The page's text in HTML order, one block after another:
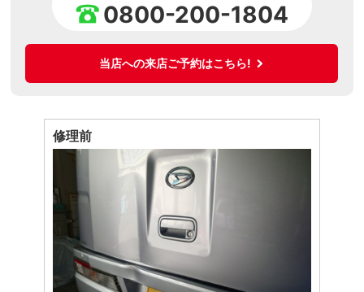
0800-200-1804
当店への来店ご予約はこちら!
修理前